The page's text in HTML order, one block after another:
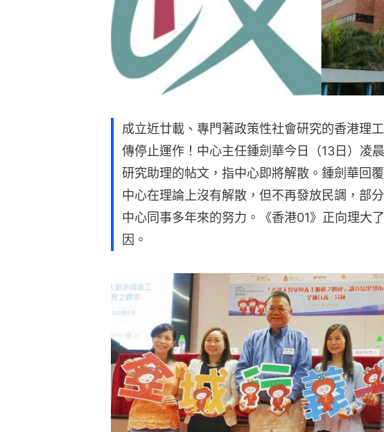
成立近廿載、專門著政策性社會研究的香港理
傳停止運作！中心主任鍾劍華今日（13日）凌
研究助理的帖文，指中心即將解散。鍾劍華回
中心在理論上沒有解散，但不再發放民調，部
中心同事多年來的努力。《香港01》正向理大
因。